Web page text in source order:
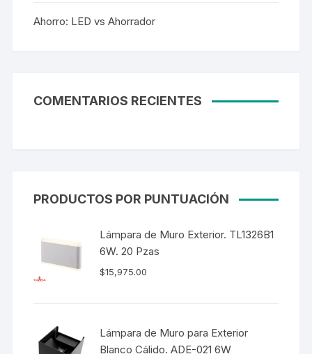
Ahorro: LED vs Ahorrador
COMENTARIOS RECIENTES
PRODUCTOS POR PUNTUACIÓN
Lámpara de Muro Exterior. TL1326B1
6W. 20 Pzas
$15,975.00
Lámpara de Muro para Exterior
Blanco Cálido. ADE-021 6W